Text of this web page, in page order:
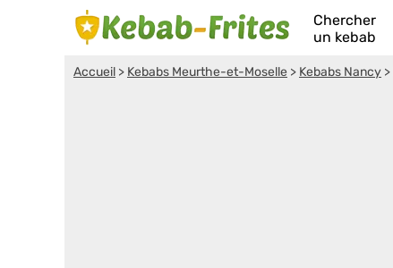
Chercher
un kebab
Accueil > Kebabs Meurthe-et-Moselle > Kebabs Nancy >